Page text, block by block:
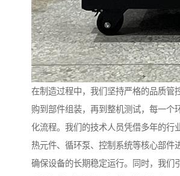
在制造过程中，我们坚持严格的品质管
购到部件组装，再到整机测试，每一个
化流程。我们的技术人员凭借多年的行
热元件、循环泵、控制系统等核心部件
确保设备的长期稳定运行。同时，我们